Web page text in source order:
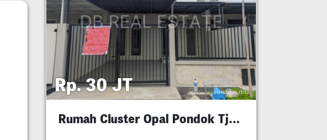
Rp. 30 JT
Rumah Cluster Opal Pondok Tjandra!!!